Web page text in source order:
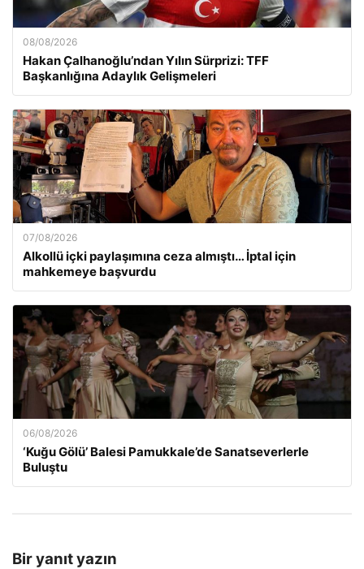
08/08/2026
Hakan Çalhanoğlu’ndan Yılın Sürprizi: TFF
Başkanlığına Adaylık Gelişmeleri
07/08/2026
Alkollü içki paylaşımına ceza almıştı… İptal için
mahkemeye başvurdu
06/08/2026
‘Kuğu Gölü’ Balesi Pamukkale’de Sanatseverlerle
Buluştu
Bir yanıt yazın